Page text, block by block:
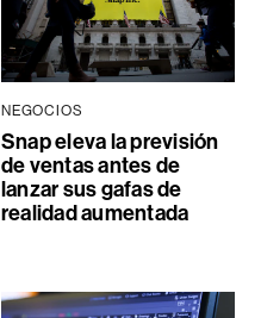
NEGOCIOS
Snap eleva la previsión
de ventas antes de
lanzar sus gafas de
realidad aumentada